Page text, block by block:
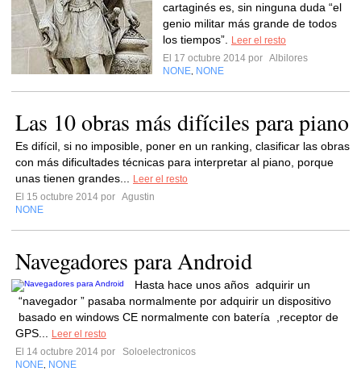
cartaginés es, sin ninguna duda “el
genio militar más grande de todos
los tiempos”.
Leer el resto
El 17 octubre 2014 por Albilores
NONE NONE
Las 10 obras más difíciles para piano
Es difícil, si no imposible, poner en un ranking, clasificar las obras
con más dificultades técnicas para interpretar al piano, porque
unas tienen grandes...
Leer el resto
El 15 octubre 2014 por Agustin
NONE
Navegadores para Android
Hasta hace unos años adquirir un
“navegador ” pasaba normalmente por adquirir un dispositivo
basado en windows CE normalmente con batería ,receptor de
GPS...
Leer el resto
El 14 octubre 2014 por
Soloelectronicos
NONE NONE